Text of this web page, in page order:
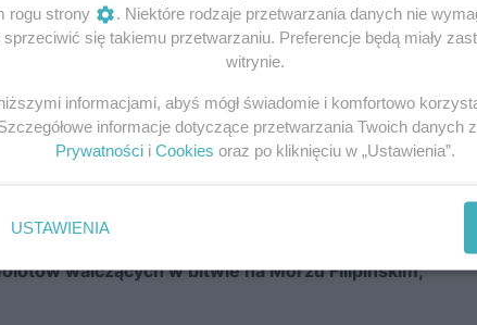
walczących w bitwie na Morzu Filipińskim,
rogu strony
. Niektóre rodzaje przetwarzania danych nie
się takiemu przetwarzaniu. Preferencje będą miały
witrynie.
informacjami, abyś mógł świadomie i komfortowo
informacje dotyczące przetwarzania Twoich danych
Prywatności i Cookies oraz po kliknięciu w „Ustawienia”.
USTAWIENIA